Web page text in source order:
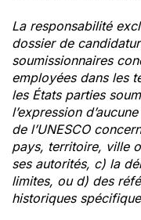
La responsabilité
dossier de
soumissionnaires
employées dans les
les États parties
l’expression
de l’UNESCO
pays, territoire, ville
ses autorités, c) la
limites, ou d) des
historiques